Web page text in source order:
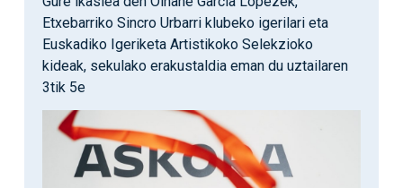
Etxebarriko Sincro Urbarri klubeko igerilari eta
Euskadiko Igeriketa Artistikoko Selekzioko
kideak, sekulako erakustaldia eman du uztailaren
3tik 5e
Irudia